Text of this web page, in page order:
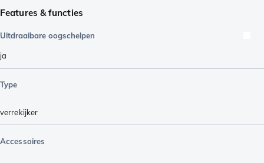
Features & functies
Uitdraaibare oogschelpen
ja
Type
verrekijker
Accessoires